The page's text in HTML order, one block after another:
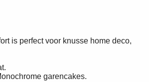
is perfect voor knusse home deco,
garencakes.